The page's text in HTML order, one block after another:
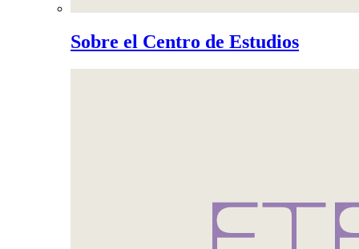
Sobre el Centro de Estudios